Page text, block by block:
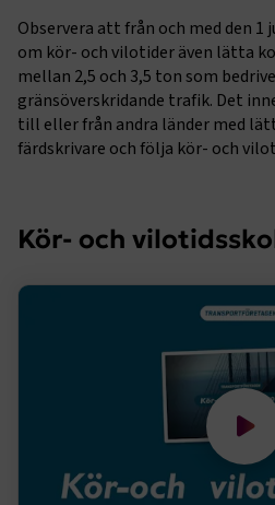
Observera attfrån och med den 1
om kör- och vilotider även lätta
mellan 2,5 och 3,5 ton som
gränsöverskridande trafik. Det
till eller från andra länder med
färdskrivare och följa kör- och
Kör- och